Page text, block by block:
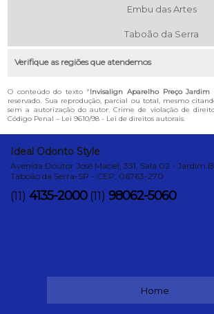
Embu das Artes
Taboão da Serra
Verifique as regiões que atendemos
O conteúdo do texto "Invisalign Aparelho Preço Jardim
reservado. Sua reprodução, parcial ou total, mesmo
sem a autorização do autor. Crime de violação de
Código Penal – Lei 9610/98 - Lei de direitos autorais.
Ideal Odonto Style
Avenida Doutor José Maciel, 331, Sala 02 - Jardim
Taboão da Serra-SP - CEP: 06763-270
(11) 4135-2000 (11) 98062-5060
Home